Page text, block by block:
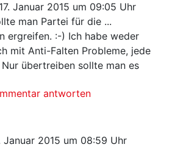
Januar 2015 um 09:05 Uhr
man Partei für die ...
ergreifen. :-) Ich habe weder
mit Anti-Falten Probleme, jede
übertreiben sollte man es
antworten
Januar 2015 um 08:59 Uhr